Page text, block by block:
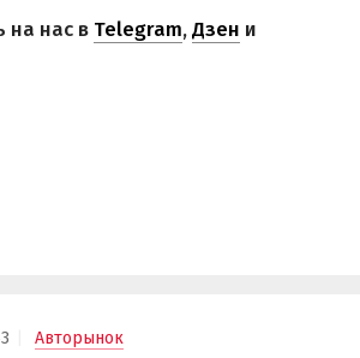
на нас в Telegram,Дзен и
Авторынок